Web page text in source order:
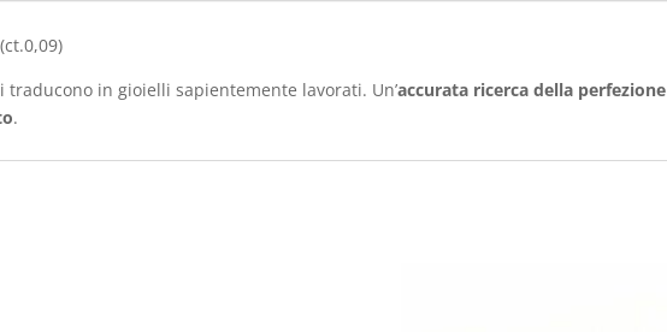
in gioielli sapientemente lavorati. Un’accurata ricerca della perfezione
.